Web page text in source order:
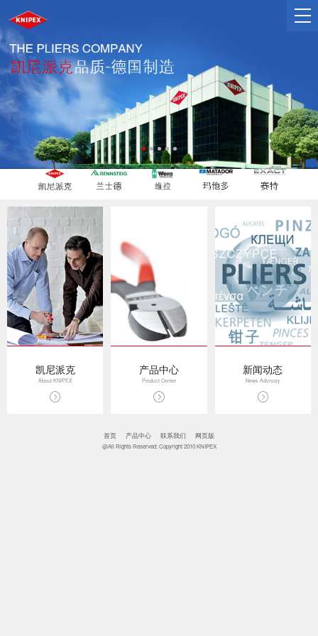
凯尼派克
About KNIPEX
产品中心
Product Center
新闻动态
News Advisory
首页 产品中心 联系我们 网页版
@All Rights Reserved: Copyright 2010 KNIPEX